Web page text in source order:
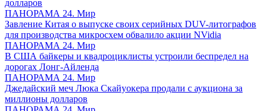
долларов
ПАНОРАМА 24. Мир
Завление Китая о выпуске своих серийных DUV-литографов
для производства микросхем обвалило акции NVidia
ПАНОРАМА 24. Мир
В США байкеры и квадроциклисты устроили беспредел на
дорогах Лонг-Айленда
ПАНОРАМА 24. Мир
Джедайский меч Люка Скайуокера продали с аукциона за
миллионы долларов